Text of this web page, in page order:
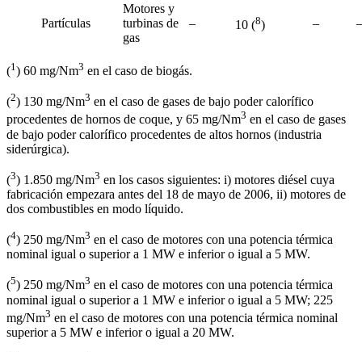
Partículas
Motores y
turbinas de
gas
– 10 (8) – –
(1 ) 60 mg/Nm3 en el caso de biogás.
(2) 130 mg/Nm3 en el caso de gases de bajo poder calorífico
procedentes de hornos de coque, y 65 mg/Nm3 en el caso de gases
de bajo poder calorífico procedentes de altos hornos (industria
siderúrgica).
(3) 1.850 mg/Nm3 en los casos siguientes: i) motores diésel cuya
fabricación empezara antes del 18 de mayo de 2006, ii) motores de
dos combustibles en modo líquido.
(4) 250 mg/Nm3 en el caso de motores con una potencia térmica
nominal igual o superior a 1 MW e inferior o igual a 5 MW.
(5) 250 mg/Nm3 en el caso de motores con una potencia térmica
nominal igual o superior a 1 MW e inferior o igual a 5 MW; 225
mg/Nm3 en el caso de motores con una potencia térmica nominal
superior a 5 MW e inferior o igual a 20 MW.